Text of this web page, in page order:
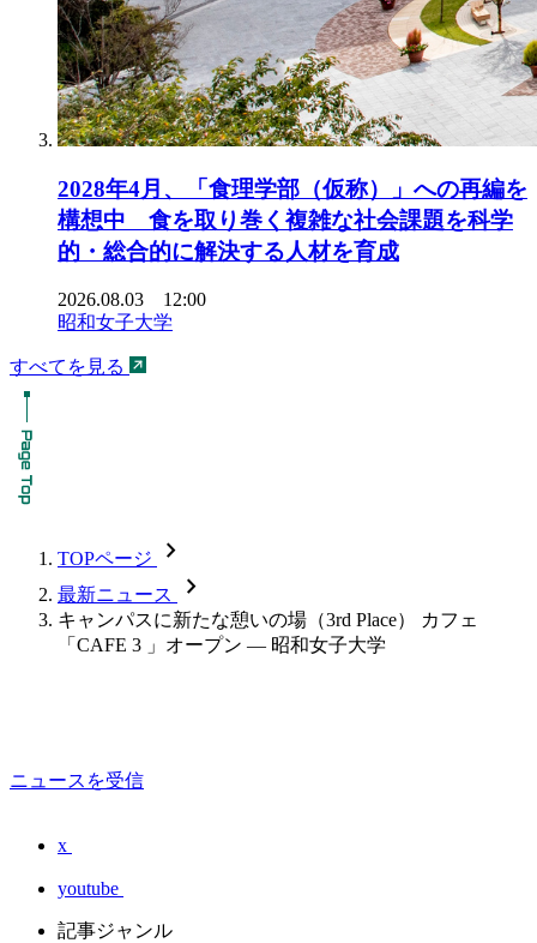
2028年4月、「食理学部（仮称）」への再編を
構想中 食を取り巻く複雑な社会課題を科学
的・総合的に解決する人材を育成
2026.08.03 12:00
昭和女子大学
すべてを見る
TOPページ chevron_forward
最新ニュース chevron_forward
キャンパスに新たな憩いの場（3rd Place） カフェ
「CAFE 3 」オープン — 昭和女子大学
ニュースを受信
x
youtube
記事ジャンル